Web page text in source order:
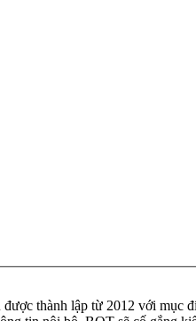
thành lập từ 2012 với mục